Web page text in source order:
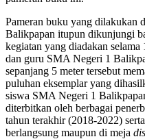
Pameran buku yang dilakukan
Balikpapan itupun dikunjungi
kegiatan yang diadakan selama
dan guru SMA Negeri 1
sepanjang 5 meter tersebut
puluhan eksemplar yang
siswa SMA Negeri 1
diterbitkan oleh berbagai
tahun terakhir (2018-2022)
berlangsung maupun di meja